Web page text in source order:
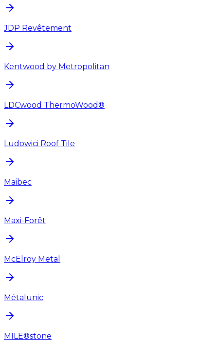
JDP Revêtement
Kentwood by Metropolitan
LDCwood ThermoWood®
Ludowici Roof Tile
Maibec
Maxi-Forêt
McElroy Metal
Métalunic
MILE®stone